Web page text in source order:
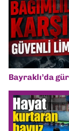
Bayraklı’da